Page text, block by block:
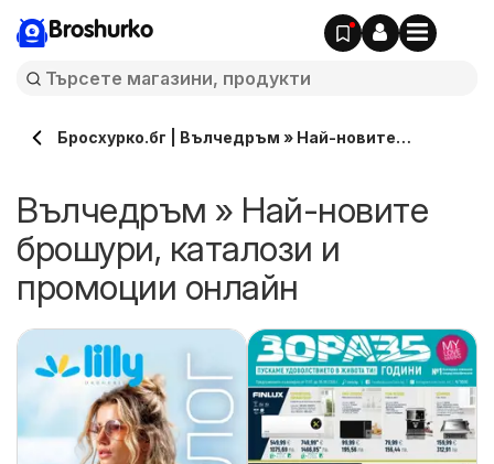
Broshurko
Бросхурко.бг | Вълчедръм » Най-новите
Вълчедръм » Най-новите
брошури, каталози и
промоции онлайн